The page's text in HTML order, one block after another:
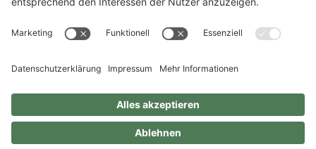
Die Innotax kennenlernen
Social Media
Sie uns einfach auf unseren Social-Media-Kanälen.
Impressum